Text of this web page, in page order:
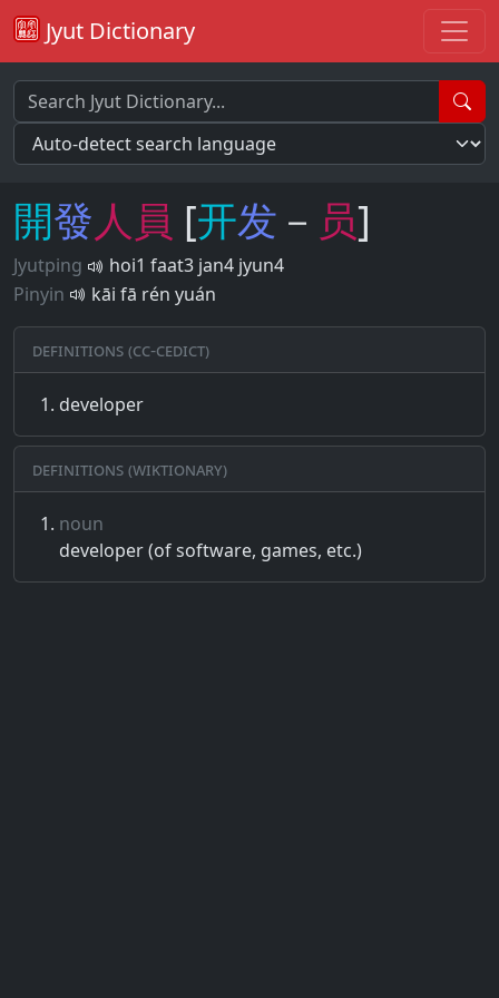
Jyut Dictionary
開發人 員 [开发 － 员]
Jyutping
hoi1 faat3 jan4 jyun4
Pinyin
kāi fā rén yuán
Definitions (CC-CEDICT)
developer
Definitions (Wiktionary)
noun
developer (of software, games, etc.)